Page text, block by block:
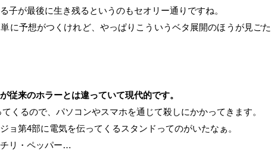
子が最後に生き残るというのもセオリー通りですね。
に予想がつくけれど、やっぱりこういうベタ展開のほうが見ごた
従来のホラーとは違っていて現代的です。
くるので、パソコンやスマホを通じて殺しにかかってきます。
第4部に電気を伝ってくるスタンドってのがいたなぁ。
リ・ペッパー…